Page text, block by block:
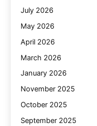
July 2026
May 2026
April 2026
March 2026
January 2026
November 2025
October 2025
September 2025